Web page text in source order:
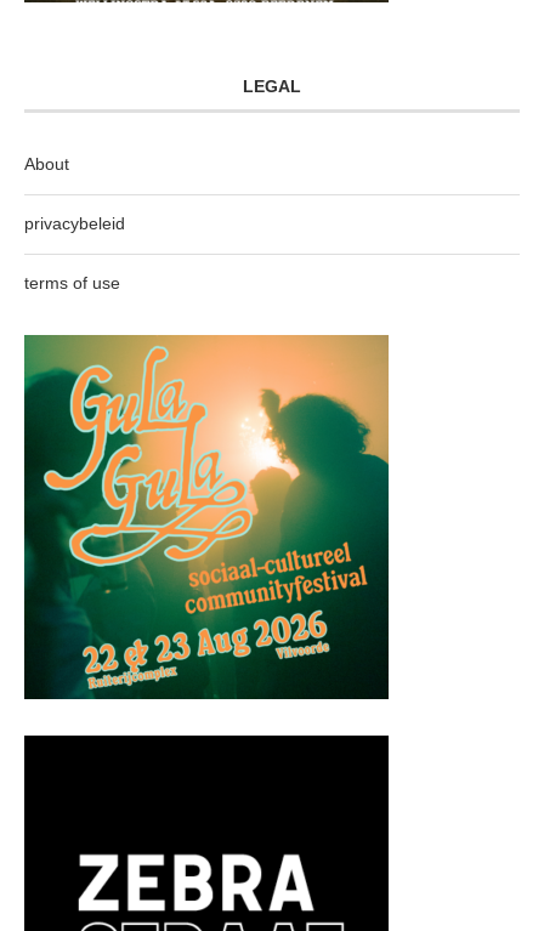
LEGAL
About
privacybeleid
terms of use